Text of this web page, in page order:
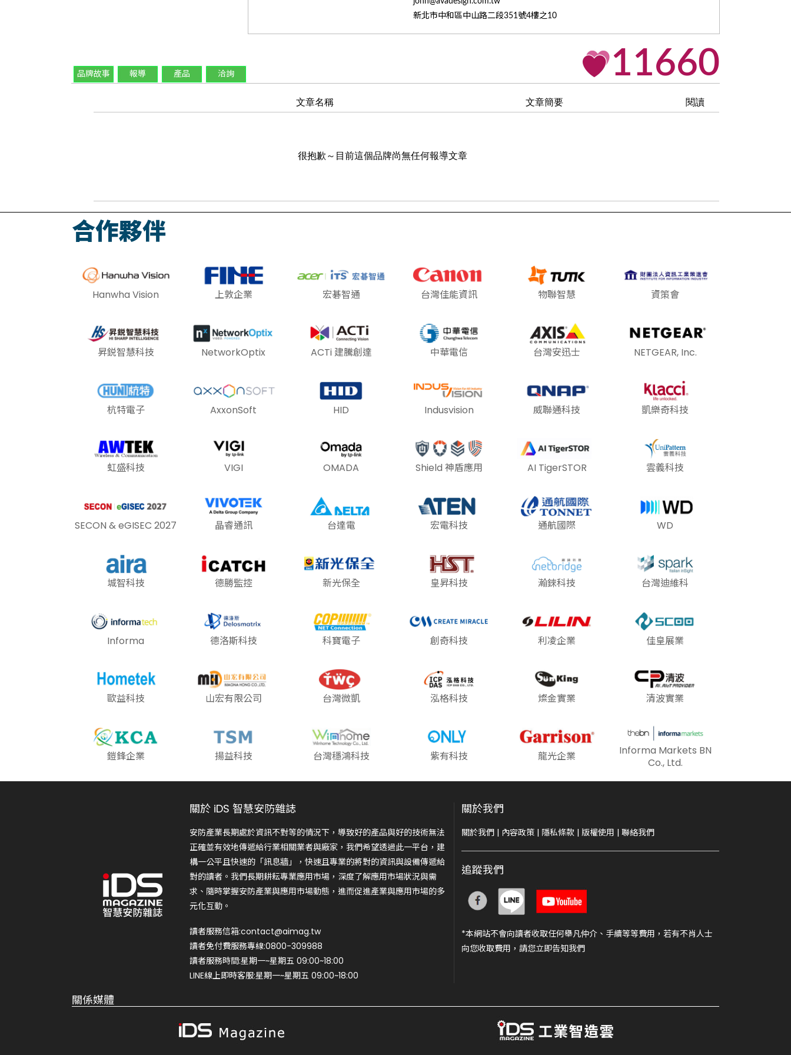
新北市中和區中山路二段351號4樓之10
品牌故事 報導 產品 洽詢 11660
文章名稱 文章簡要 閱讀
很抱歉～目前這個品牌尚無任何報導文章
合作夥伴
Hanwha Vision 上敦企業 宏碁智通 台灣佳能資訊 物聯智慧 資策會
昇鋭智慧科技 NetworkOptix ACTi 建騰創達 中華電信 台灣安迅士 NETGEAR, Inc.
杭特電子 AxxonSoft HID Indusvision 威聯通科技 凱樂奇科技
虹盛科技 VIGI OMADA Shield 神盾應用 AI TigerSTOR 雲義科技
SECON & eGISEC 2027 晶睿通訊 台達電 宏電科技 通航國際 WD
城智科技 德勝監控 新光保全 皇昇科技 瀚錸科技 台灣迪維科
Informa 德洛斯科技 科寶電子 創奇科技 利凌企業 佳皇展業
歐益科技 山宏有限公司 台灣微凱 泓格科技 燦金實業 清波實業
鎧鋒企業 揚益科技 台灣穩鴻科技 紫有科技 龍光企業
Informa Markets BN
Co., Ltd.
關於 iDS 智慧安防雜誌
安防產業長期處於資訊不對等的情況下，導致好的產品與好的技術無法
正確並有效地傳遞給行業相關業者與廠家，我們希望透過此一平台，建
構一公平且快速的「訊息牆」，快速且專業的將對的資訊與設備傳遞給
對的讀者。我們長期耕耘專業應用市場，深度了解應用市場狀況與需
求、隨時掌握安防產業與應用市場動態，進而促進產業與應用市場的多
元化互動。
讀者服務信箱:contact@aimag.tw
讀者免付費服務專線:0800-309988
讀者服務時間:星期一~星期五 09:00~18:00
LINE線上即時客服:星期一~星期五 09:00~18:00
關於我們
關於我們 | 內容政策 | 隱私條款 | 版權使用 | 聯絡我們
追蹤我們
*本網站不會向讀者收取任何舉凡仲介、手續等等費用，若有不肖人士
向您收取費用，請您立即告知我們
關係媒體